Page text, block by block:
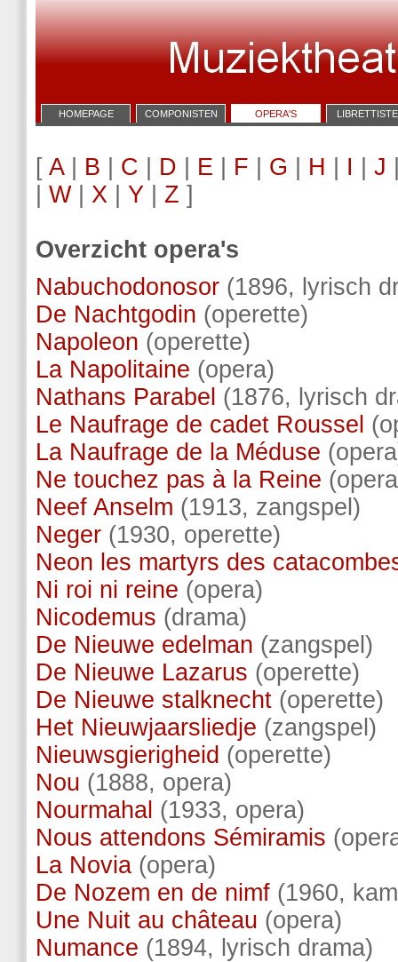
HOMEPAGE COMPONISTEN OPERA'S
[ A| B C D E F G H I J
W| X Y Z ]
Overzicht opera's
Nabuchodonosor (1896, lyrisch
De Nachtgodin (operette)
Napoleon (operette)
La Napolitaine (opera)
Nathans Parabel (1876, lyrisch
Le Naufrage de cadet Roussel
La Naufrage de la Méduse
Ne touchez pas à la Reine
Neef Anselm (1913, zangspel)
Neger (1930, operette)
Neon les martyrs des
Ni roi ni reine (opera)
Nicodemus (drama)
De Nieuwe edelman (zangspel)
De Nieuwe Lazarus (operette)
De Nieuwe stalknecht (operette)
Het Nieuwjaarsliedje (zangspel)
Nieuwsgierigheid (operette)
Nou (1888, opera)
Nourmahal (1933, opera)
Nous attendons Sémiramis
La Novia (opera)
De Nozem en de nimf (1960,
Une Nuit au château (opera)
Numance (1894, lyrisch drama)